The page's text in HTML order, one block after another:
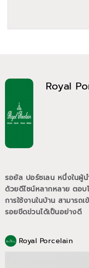
Royal
รอยัล ปอร์ซเลน หนึ่งในผู้
ด้วยดีไซน์หลากหลาย ตอบ
การใช้งานในบ้าน สามารถ
รอยขีดข่วนได้เป็นอย่างดี
Royal Porcelain